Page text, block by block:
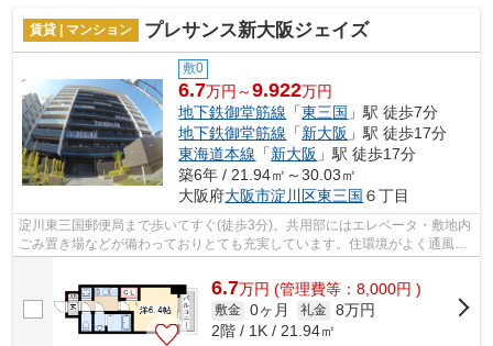
賃貸 | マンション プレサンス新大阪ジェイズ
敷0
6.7万円～9.922万円
地下鉄御堂筋線 「東三国 」駅 徒歩7分
地下鉄御堂筋線 「新大阪 」駅 徒歩17分
東海道本線 「新大阪 」駅 徒歩17分
築6年 / 21.94㎡～30.03㎡
大阪府大阪市淀川区東三国 ６丁目
淀川東三国郵便局まで歩いてすぐ(徒歩3分)。共用部にはエレベータ・敷地内
ごみ置き場などが備わっておりとても充実しています。住環境がよく通風良
好で日も入るマンションをご提供しま...
6.7万円 (管理費等：8,000円 )
敷金 0ヶ月 礼金 8万円
2階 / 1K / 21.94㎡